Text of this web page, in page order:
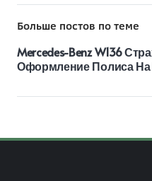
Больше постов по теме
Mercedes-Benz W136
Оформление Полиса